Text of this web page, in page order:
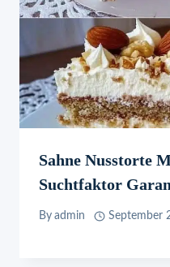
Sahne Nusstorte
Suchtfaktor
By admin September